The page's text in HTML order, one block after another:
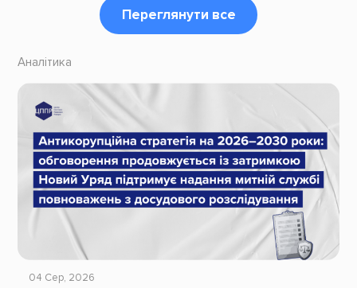
Переглянути все
Аналітика
04 Сер, 2026